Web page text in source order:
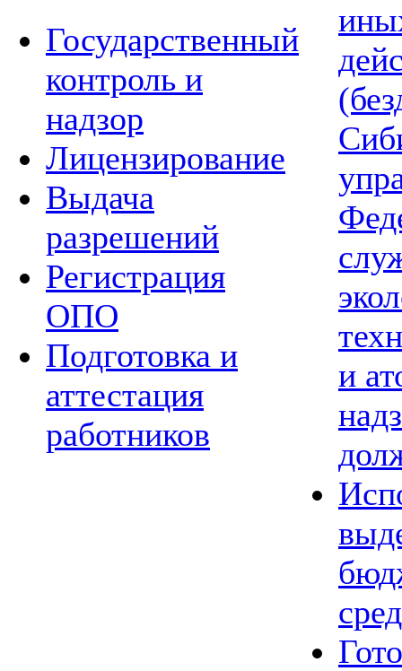
Государственный
контроль и
надзор
Лицензирование
Выдача
разрешений
Регистрация
ОПО
Подготовка и
аттестация
работников
и